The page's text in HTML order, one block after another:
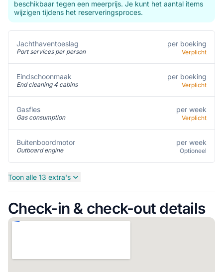
beschikbaar tegen een meerprijs. Je kunt het aantal items
wijzigen tijdens het reserveringsproces.
Jachthaventoeslag
Port services per person
per boeking
Verplicht
Eindschoonmaak
End cleaning 4 cabins
per boeking
Verplicht
Gasfles
Gas consumption
per week
Verplicht
Buitenboordmotor
Outboard engine
per week
Optioneel
Toon alle 13 extra's
Check-in & check-out details